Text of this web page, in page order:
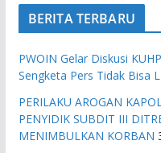
BERITA TERBARU
PWOIN Gelar Diskusi
Sengketa Pers Tidak Bisa
PERILAKU AROGAN
PENYIDIK SUBDIT III
MENIMBULKAN KORBAN